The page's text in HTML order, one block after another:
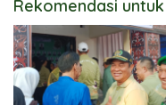
Rekomendasi